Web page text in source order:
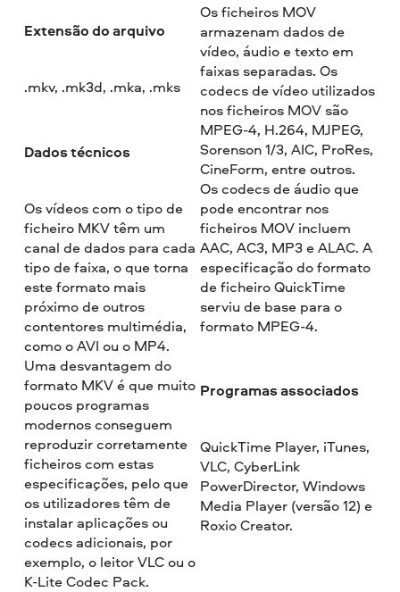
Extensão do arquivo
.mkv, .mk3d, .mka, .mks
Dados técnicos
Os vídeos com o tipo de
ficheiro MKV têm um
canal de dados para cada
tipo de faixa, o que torna
este formato mais
próximo de outros
contentores multimédia,
como o AVI ou o MP4.
Uma desvantagem do
formato MKV é que muito
poucos programas
modernos conseguem
reproduzir corretamente
ficheiros com estas
especificações, pelo que
os utilizadores têm de
instalar aplicações ou
codecs adicionais, por
exemplo, o leitor VLC ou o
K-Lite Codec Pack.
Os ficheiros MOV
armazenam dados de
vídeo, áudio e texto em
faixas separadas. Os
codecs de vídeo utilizados
nos ficheiros MOV são
MPEG-4, H.264, MJPEG,
Sorenson 1/3, AIC, ProRes,
CineForm, entre outros.
Os codecs de áudio que
pode encontrar nos
ficheiros MOV incluem
AAC, AC3, MP3 e ALAC. A
especificação do formato
de ficheiro QuickTime
serviu de base para o
formato MPEG-4.
Programas associados
QuickTime Player, iTunes,
VLC, CyberLink
PowerDirector, Windows
Media Player (versão 12) e
Roxio Creator.